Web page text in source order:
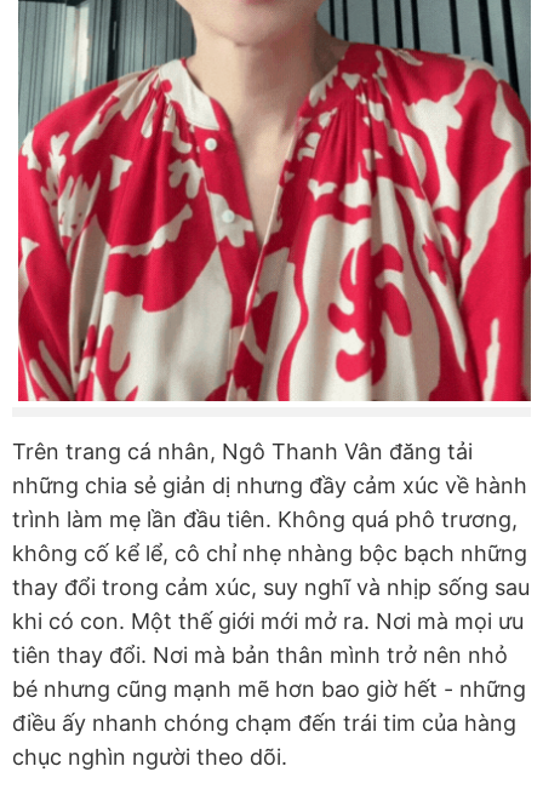
Trên trang cá nhân, Ngô Thanh Vân đăng tải
những chia sẻ giản dị nhưng đầy cảm xúc về hành
trình làm mẹ lần đầu tiên. Không quá phô trương,
không cố kể lể, cô chỉ nhẹ nhàng bộc bạch những
thay đổi trong cảm xúc, suy nghĩ và nhịp sống sau
khi có con. Một thế giới mới mở ra. Nơi mà mọi ưu
tiên thay đổi. Nơi mà bản thân mình trở nên nhỏ
bé nhưng cũng mạnh mẽ hơn bao giờ hết - những
điều ấy nhanh chóng chạm đến trái tim của hàng
chục nghìn người theo dõi.